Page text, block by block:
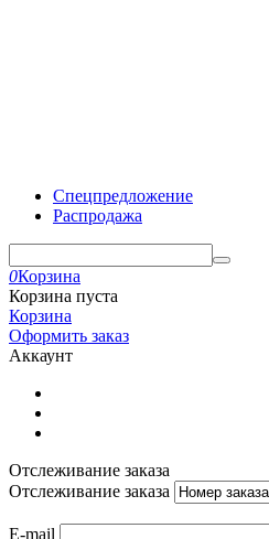
Спецпредложение
Распродажа
0Корзина
Корзина пуста
Корзина
Оформить заказ
Аккаунт
Отслеживание заказа
Отслеживание заказа
E-mail